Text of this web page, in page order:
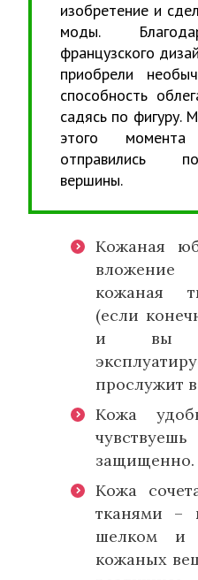
изобретение и
моды.
французского
приобрели
способность
садясь по фигуру.
этого
отправились
вершины.
Кожаная
вложение
кожаная
(если
и вы
прослужит
Кожа
защищенно.
Кожа
тканями –
шелком и
кожаных